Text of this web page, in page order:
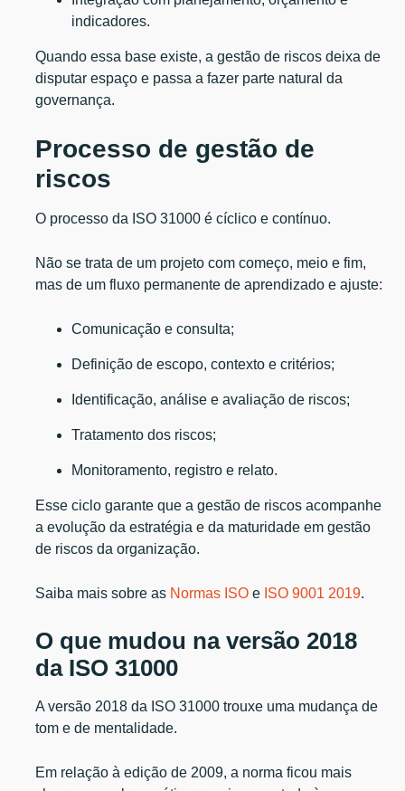
indicadores.
Quando essa base existe, a gestão de riscos deixa de
disputar espaço e passa a fazer parte natural da
governança.
Processo de gestão de
riscos
O processo da ISO 31000 é cíclico e contínuo.
Não se trata de um projeto com começo, meio e fim,
mas de um fluxo permanente de aprendizado e ajuste:
Comunicação e consulta;
Definição de escopo, contexto e critérios;
Identificação, análise e avaliação de riscos;
Tratamento dos riscos;
Monitoramento, registro e relato.
Esse ciclo garante que a gestão de riscos acompanhe
a evolução da estratégia e da maturidade em gestão
de riscos da organização.
Saiba mais sobre as Normas ISO e ISO 9001 2019.
O que mudou na versão 2018
da ISO 31000
A versão 2018 da ISO 31000 trouxe uma mudança de
tom e de mentalidade.
Em relação à edição de 2009, a norma ficou mais